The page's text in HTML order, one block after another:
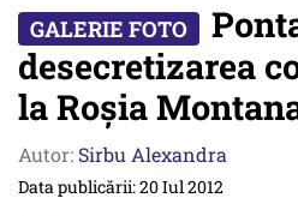
desecretizarea
la Roșia
Autor: Sirbu Alexandra
Data publicării: 20 Iul 2012